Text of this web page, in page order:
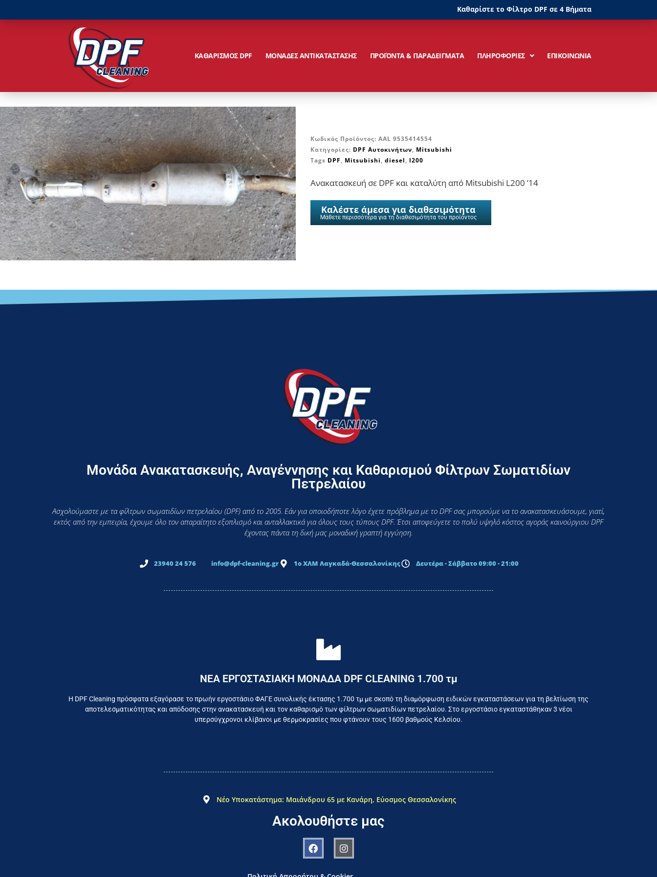
Καθαρίστε το Φίλτρο DPF σε 4 Βήματα
ΚΑΘΑΡΙΣΜΟΣ DPF ΜΟΝΑΔΕΣ ΑΝΤΙΚΑΤΑΣΤΑΣΗΣ ΠΡΟΪΟΝΤΑ & ΠΑΡΑΔΕΙΓΜΑΤΑ ΠΛΗΡΟΦΟΡΙΕΣ ΕΠΙΚΟΙΝΩΝΙΑ
Κωδικός Προϊόντος:AAL 9535414554
Κατηγορίες: DPF Αυτοκινήτων, Mitsubishi
Tags DPF, Mitsubishi,diesel, l200
Ανακατασκευή σε DPF και καταλύτη από Mitsubishi L200 ’14
Καλέστε άμεσα για διαθεσιμότητα
Μάθετε περισσότερα για τη διαθεσιμότητα του προϊόντος
Μονάδα Ανακατασκευής, Αναγέννησης και Καθαρισμού Φίλτρων Σωματιδίων
Πετρελαίου
Ασχολούμαστε με τα φίλτρων σωματιδίων πετρελαίου (DPF) από το 2005. Εάν για οποιοδήποτε λόγο έχετε πρόβλημα με το DPF σας μπορούμε να το ανακατασκευάσουμε, γιατί,
εκτός από την εμπειρία, έχουμε όλο τον απαραίτητο εξοπλισμό και ανταλλακτικά για όλους τους τύπους DPF. Έτσι αποφεύγετε το πολύ υψηλό κόστος αγοράς καινούργιου DPF
έχοντας πάντα τη δική μας μοναδική γραπτή εγγύηση.
23940 24 576 info@dpf-cleaning.gr 1ο ΧΛΜ Λαγκαδά-Θεσσαλονίκης Δευτέρα - Σάββατο 09:00 - 21:00
ΝΕΑ ΕΡΓΟΣΤΑΣΙΑΚΗ ΜΟΝΑΔΑ DPF CLEANING 1.700 τμ
Η DPF Cleaning πρόσφατα εξαγόρασε το πρωήν εργοστάσιο ΦΑΓΕ συνολικής έκτασης 1.700 τμ με σκοπό τη διαμόρφωση ειδικών εγκαταστάσεων για τη βελτίωση της
αποτελεσματικότητας και απόδοσης στην ανακατασκευή και τον καθαρισμό των φίλτρων σωματιδίων πετρελαίου. Στο εργοστάσιο εγκαταστάθηκαν 3 νέοι
υπερσύγχρονοι κλίβανοι με θερμοκρασίες που φτάνουν τους 1600 βαθμούς Κελσίου.
Εργαζόμαστε καθημερινά για το συμφέρον του τελικού καταναλωτή
Νέο Υποκατάστημα: Μαιάνδρου 65 με Κανάρη, Εύοσμος Θεσσαλονίκης
Ακολουθήστε μας